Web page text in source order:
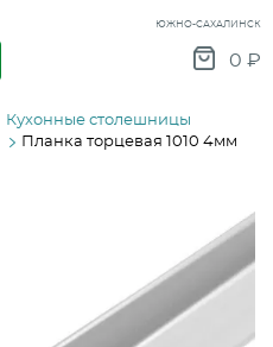
ЮЖНО-САХАЛИНСК
0 ₽
Кухонные столешницы
Планка торцевая 1010 4мм